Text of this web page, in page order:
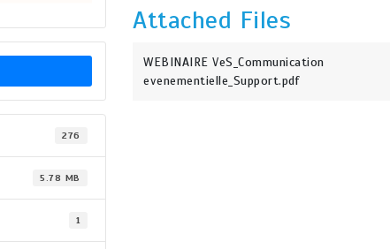
276
5.78 MB
1
Attached Files
WEBINAIRE VeS_Communication
evenementielle_Support.pdf